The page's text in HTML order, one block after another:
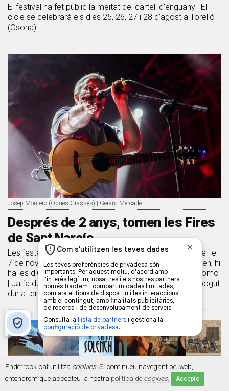
Enderrock.cat utilitza cookies. Si continueu navegant pel web,
entendrem que accepteu la nostra política de cookies. Accepto
El festival ha fet públic la meitat del cartell d'enguany | El
cicle se celebrarà els dies 25, 26, 27 i 28 d'agost a Torelló
(Osona)
Josep Montero (Oques Grasses) | Gerard Mercadé
Després de 2 anys, tornen les Fires
de Sant Narcís
Les festes gironines se celebraran entre el 28 d’octubre i el
7 de novembre | Entre les actuacions que s’hi programen, hi
ha les d'Oques Grasses, Zoo, Roba Estesa o Joan Colomo
| Ja fa dues edicions que les Fires de Girona no s’han pogut
dur a terme amb normalitat